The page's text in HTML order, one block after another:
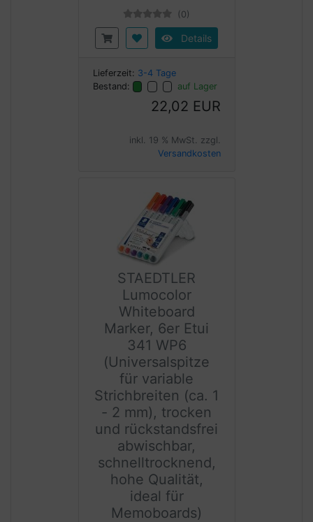
(0)
Details
Lieferzeit: 3-4 Tage
Bestand:
auf Lager
22,02 EUR
inkl. 19 % MwSt. zzgl.
Versandkosten
STAEDTLER
Lumocolor
Whiteboard
Marker, 6er Etui
341 WP6
(Universalspitze
für variable
Strichbreiten (ca. 1
- 2 mm), trocken
und rückstandsfrei
abwischbar,
schnelltrocknend,
hohe Qualität,
ideal für
Memoboards)